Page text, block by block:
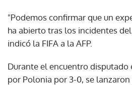
"Podemos confirmar que un
ha abierto tras los incidentes
indicó la FIFA a la AFP.
Durante el encuentro disputado
por Polonia por 3-0, se